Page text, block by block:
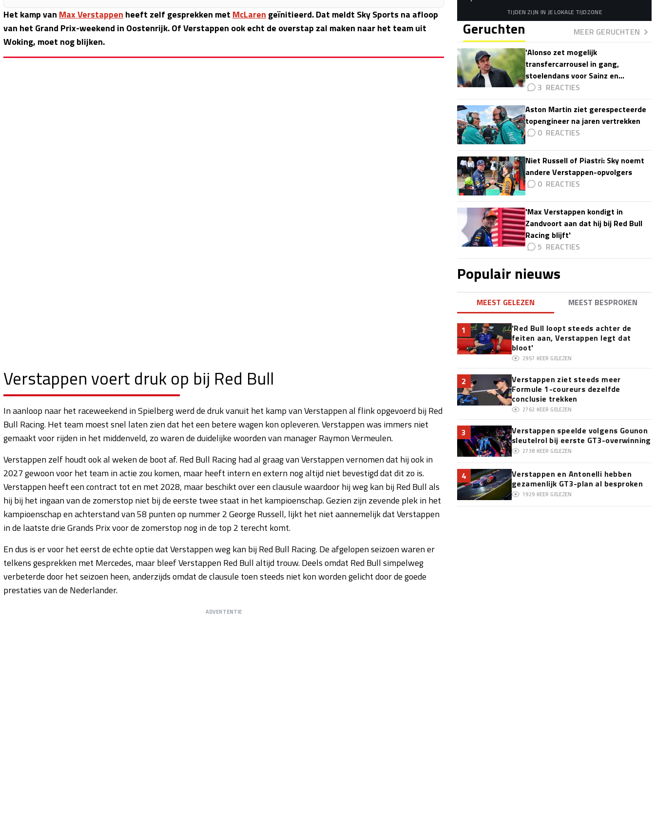
Het kamp van Max Verstappen heeft zelf gesprekken met McLaren geïnitieerd. Dat meldt Sky Sports na afloop
van het Grand Prix-weekend in Oostenrijk. Of Verstappen ook echt de overstap zal maken naar het team uit
Woking, moet nog blijken.
Verstappen voert druk op bij Red Bull
In aanloop naar het raceweekend in Spielberg werd de druk vanuit het kamp van Verstappen al flink opgevoerd bij Red
Bull Racing. Het team moest snel laten zien dat het een betere wagen kon opleveren. Verstappen was immers niet
gemaakt voor rijden in het middenveld, zo waren de duidelijke woorden van manager Raymon Vermeulen.
Verstappen zelf houdt ook al weken de boot af. Red Bull Racing had al graag van Verstappen vernomen dat hij ook in
2027 gewoon voor het team in actie zou komen, maar heeft intern en extern nog altijd niet bevestigd dat dit zo is.
Verstappen heeft een contract tot en met 2028, maar beschikt over een clausule waardoor hij weg kan bij Red Bull als
hij bij het ingaan van de zomerstop niet bij de eerste twee staat in het kampioenschap. Gezien zijn zevende plek in het
kampioenschap en achterstand van 58 punten op nummer 2 George Russell, lijkt het niet aannemelijk dat Verstappen
in de laatste drie Grands Prix voor de zomerstop nog in de top 2 terecht komt.
En dus is er voor het eerst de echte optie dat Verstappen weg kan bij Red Bull Racing. De afgelopen seizoen waren er
telkens gesprekken met Mercedes, maar bleef Verstappen Red Bull altijd trouw. Deels omdat Red Bull simpelweg
verbeterde door het seizoen heen, anderzijds omdat de clausule toen steeds niet kon worden gelicht door de goede
prestaties van de Nederlander.
ADVERTENTIE
TIJDEN ZIJN IN JE LOKALE TIJDZONE
Geruchten
MEER GERUCHTEN
'Alonso zet mogelijk
transfercarrousel in gang,
stoelendans voor Sainz en
Colapinto'
3
Aston Martin ziet gerespecteerde
topengineer na jaren vertrekken
0
Niet Russell of Piastri: Sky noemt
andere Verstappen-opvolgers
0
'Max Verstappen kondigt in
Zandvoort aan dat hij bij Red Bull
Racing blijft'
5
Populair nieuws
MEEST GELEZEN MEEST BESPROKEN
1
'Red Bull loopt steeds achter de
feiten aan, Verstappen legt dat
bloot'
2957 KEER GELEZEN
2
Verstappen ziet steeds meer
Formule 1-coureurs dezelfde
conclusie trekken
2762 KEER GELEZEN
3
Verstappen speelde volgens Gounon
sleutelrol bij eerste GT3-overwinning
2738 KEER GELEZEN
4
Verstappen en Antonelli hebben
gezamenlijk GT3-plan al besproken
1929 KEER GELEZEN